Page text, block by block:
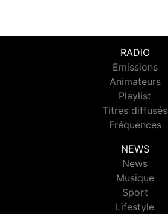
RADIO
Emissions
Animateurs
Playlist
Titres diffusés
Fréquences
NEWS
News
Musique
Sport
Lifestyle